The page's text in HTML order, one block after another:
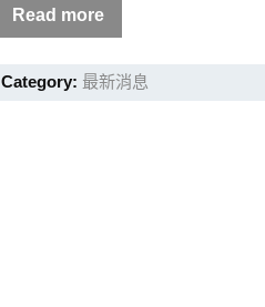
Read more
Category: 最新消息